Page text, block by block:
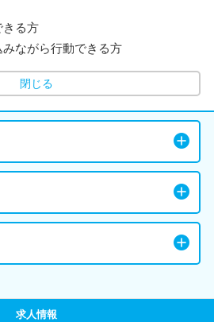
る方
ながら行動できる方
閉じる
求人情報